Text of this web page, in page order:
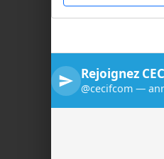
Rejoignez
@cecifcom —